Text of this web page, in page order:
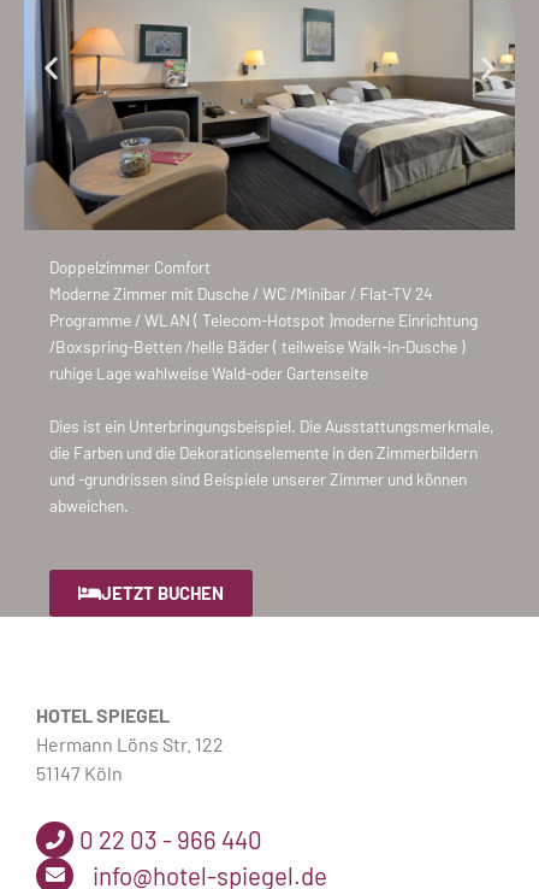
Doppelzimmer Comfort
Moderne Zimmer mit Dusche / WC /Minibar / Flat-TV 24
Programme / WLAN ( Telecom-Hotspot )moderne Einrichtung
/Boxspring-Betten /helle Bäder ( teilweise Walk-in-Dusche )
ruhige Lage wahlweise Wald-oder Gartenseite
Dies ist ein Unterbringungsbeispiel. Die Ausstattungsmerkmale,
die Farben und die Dekorationselemente in den Zimmerbildern
und -grundrissen sind Beispiele unserer Zimmer und können
abweichen.
JETZT BUCHEN
HOTEL SPIEGEL
Hermann Löns Str. 122
51147 Köln
0 22 03 - 966 440
info@hotel-spiegel.de